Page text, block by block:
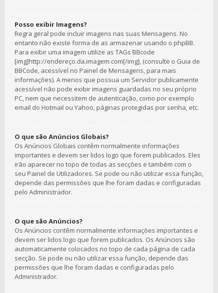
Posso exibir Imagens?
Regra geral pode incluir imagens nas suas Mensagens. No
entanto não existe forma de as armazenar usando o phpBB.
Para exibir uma imagem utilize as TAGs BBcode
[img]http://endereço.da.imagem.com[/img], (consulte o Guia de
BBCode, acessível no Painel de Mensagens, para mais
informações). A menos que possua um Servidor publicamente
acessível não pode exibir imagens guardadas no seu próprio
PC, nem que necessitem de autenticação, como por exemplo
email do Hotmail ou Yahoo, páginas protegidas por senha, etc.
O que são Anúncios Globais?
Os Anúncios Globais contêm normalmente informações
importantes e devem ser lidos logo que forem publicados. Eles
irão aparecer no topo de todas as secções e também com o
seu Painel de Utilizadores. Se pode ou não utilizar essa função,
depende das permissões que lhe foram dadas e configuradas
pelo Administrador.
O que são Anúncios?
Os Anúncios contêm normalmente informações importantes e
devem ser lidos logo que forem publicados. Os Anúncios são
automaticamente colocados no topo de cada página de cada
secção. Se pode ou não utilizar essa função, depende das
permissões que lhe foram dadas e configuradas pelo
Administrador.